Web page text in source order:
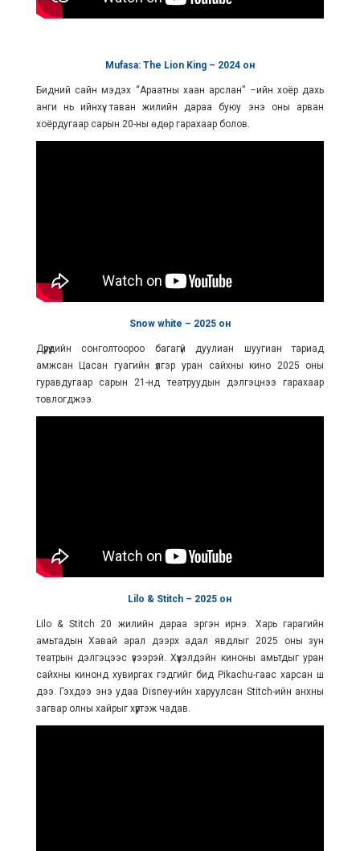
Mufasa: The Lion King – 2024 он
Бидний сайн мэдэх “Араатны хаан арслан” –ийн хоёр дахь
анги нь ийнхүү таван жилийн дараа буюу энэ оны арван
хоёрдугаар сарын 20-ны өдөр гарахаар болов.
Snow white – 2025он
Дүрүүдийн сонголтоороо багагүй дуулиан шуугиан тариад
амжсан Цасан гуагийн үлгэр уран сайхны кино 2025 оны
гуравдугаар сарын 21-нд театруудын дэлгэцнээ гарахаар
товлогджээ.
Lilo & Stitch – 2025 он
Lilo & Stitch 20 жилийн дараа эргэн ирнэ. Харь гарагийн
амьтадын Хавай арал дээрх адал явдлыг 2025 оны зун
театрын дэлгэцээс үзээрэй. Хүүхэлдэйн киноны амьтдыг уран
сайхны кинонд хувиргах гэдгийг бид Pikachu-гаас харсан шүү
дээ. Гэхдээ энэ удаа Disney-ийн харуулсан Stitch-ийн анхны
загвар олны хайрыг хүртэж чадав.